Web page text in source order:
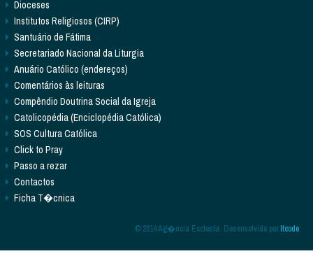
Dioceses
Institutos Religiosos (CIRP)
Santuário de Fátima
Secretariado Nacional da Liturgia
Anuário Católico (endereços)
Comentários às leituras
Compêndio Doutrina Social da Igreja
Catolicopédia (Enciclopédia Católica)
SOS Cultura Católica
Click to Pray
Passo a rezar
Contactos
Ficha T�cnica
© 2014 Ag�ncia Ecclesia. Desenvolvido porItcode